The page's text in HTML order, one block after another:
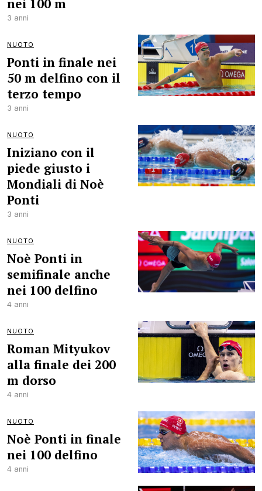
nei 100 m
3 anni
NUOTO
Ponti in finale nei
50 m delfino con il
terzo tempo
3 anni
NUOTO
Iniziano con il
piede giusto i
Mondiali di Noè
Ponti
3 anni
NUOTO
Noè Ponti in
semifinale anche
nei 100 delfino
4 anni
NUOTO
Roman Mityukov
alla finale dei 200
m dorso
4 anni
NUOTO
Noè Ponti in finale
nei 100 delfino
4 anni